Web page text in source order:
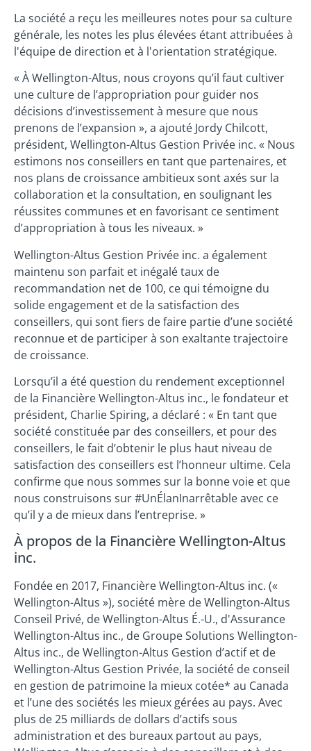
La société a reçu les meilleures notes pour sa culture
générale, les notes les plus élevées étant attribuées à
l'équipe de direction et à l'orientation stratégique.
« À Wellington-Altus, nous croyons qu’il faut cultiver
une culture de l’appropriation pour guider nos
décisions d’investissement à mesure que nous
prenons de l’expansion », a ajouté Jordy Chilcott,
président, Wellington-Altus Gestion Privée inc. « Nous
estimons nos conseillers en tant que partenaires, et
nos plans de croissance ambitieux sont axés sur la
collaboration et la consultation, en soulignant les
réussites communes et en favorisant ce sentiment
d’appropriation à tous les niveaux. »
Wellington-Altus Gestion Privée inc. a également
maintenu son parfait et inégalé taux de
recommandation net de 100, ce qui témoigne du
solide engagement et de la satisfaction des
conseillers, qui sont fiers de faire partie d’une société
reconnue et de participer à son exaltante trajectoire
de croissance.
Lorsqu’il a été question du rendement exceptionnel
de la Financière Wellington-Altus inc., le fondateur et
président, Charlie Spiring, a déclaré : « En tant que
société constituée par des conseillers, et pour des
conseillers, le fait d’obtenir le plus haut niveau de
satisfaction des conseillers est l’honneur ultime. Cela
confirme que nous sommes sur la bonne voie et que
nous construisons sur #UnÉlanInarrêtable avec ce
qu’il y a de mieux dans l’entreprise. »
À propos de la Financière Wellington-Altus
inc.
Fondée en 2017, Financière Wellington-Altus inc. («
Wellington-Altus »), société mère de Wellington-Altus
Conseil Privé, de Wellington-Altus É.-U., d'Assurance
Wellington-Altus inc., de Groupe Solutions Wellington-
Altus inc., de Wellington-Altus Gestion d’actif et de
Wellington-Altus Gestion Privée, la société de conseil
en gestion de patrimoine la mieux cotée* au Canada
et l’une des sociétés les mieux gérées au pays. Avec
plus de 25 milliards de dollars d’actifs sous
administration et des bureaux partout au pays,